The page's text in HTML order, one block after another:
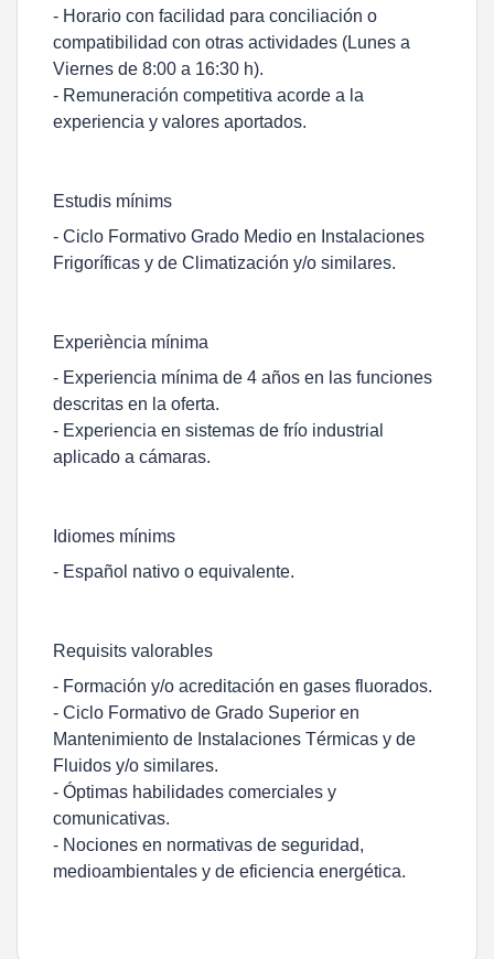
- Horario con facilidad para conciliación o
compatibilidad con otras actividades (Lunes a
Viernes de 8:00 a 16:30 h).
- Remuneración competitiva acorde a la
experiencia y valores aportados.
Estudis mínims
- Ciclo Formativo Grado Medio en Instalaciones
Frigoríficas y de Climatización y/o similares.
Experiència mínima
- Experiencia mínima de 4 años en las funciones
descritas en la oferta.
- Experiencia en sistemas de frío industrial
aplicado a cámaras.
Idiomes mínims
- Español nativo o equivalente.
Requisits valorables
- Formación y/o acreditación en gases fluorados.
- Ciclo Formativo de Grado Superior en
Mantenimiento de Instalaciones Térmicas y de
Fluidos y/o similares.
- Óptimas habilidades comerciales y
comunicativas.
- Nociones en normativas de seguridad,
medioambientales y de eficiencia energética.